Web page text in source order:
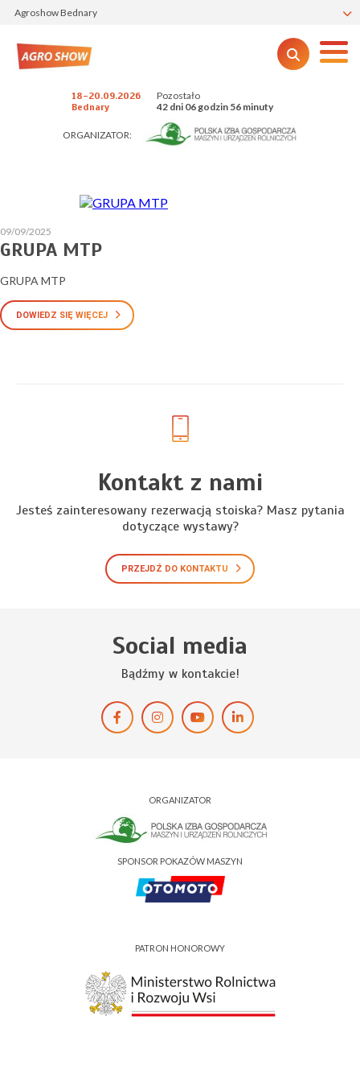
Agroshow Bednary
18-20.09.2026
Bednary
Pozostało
42 dni 06 godzin 56 minuty
ORGANIZATOR:
09/09/2025
GRUPA MTP
GRUPA MTP
DOWIEDZ SIĘ WIĘCEJ
Kontakt z nami
Jesteś zainteresowany rezerwacją stoiska? Masz pytania
dotyczące wystawy?
PRZEJDŹ DO KONTAKTU
Social media
Bądźmy w kontakcie!
ORGANIZATOR
SPONSOR POKAZÓW MASZYN
PATRON HONOROWY